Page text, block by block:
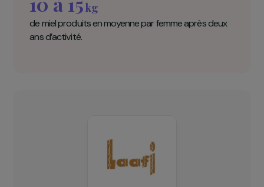
de la production nationale de miel du Sénégal
provient de la région de Casamance.
kg